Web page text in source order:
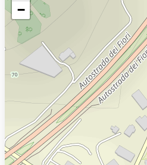
−